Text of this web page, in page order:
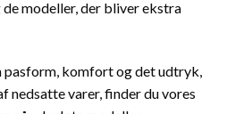
modeller, der bliver ekstra
pasform, komfort og det udtryk,
nedsatte varer, finder du vores